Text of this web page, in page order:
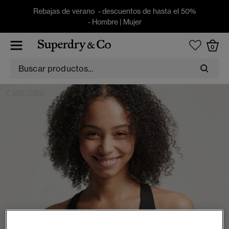
Rebajas de verano - descuentos de hasta el 50%
- Hombre| Mujer
0